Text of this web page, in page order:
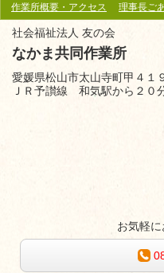
作業所概要・アクセス 理事長ご
社会福祉法人 友の会
なかま共同作業所
愛媛県松山市太山寺町甲４１
ＪＲ予讃線 和気駅から ２０
お気軽